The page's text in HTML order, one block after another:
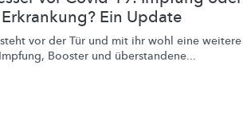
Ein Update
vor der Tür und mit ihr wohl eine weitere
Booster und überstandene...